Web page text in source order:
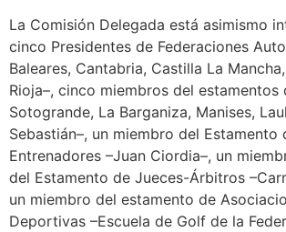
La Comisión Delegada está asimismo
cinco Presidentes de Federaciones
Baleares, Cantabria, Castilla La
Rioja–, cinco miembros del estamentos
Sotogrande, La Barganiza, Manises,
Sebastián–, un miembro del Estamento
Entrenadores –Juan Ciordia–, un
del Estamento de Jueces-Árbitros
un miembro del estamento de
Deportivas –Escuela de Golf de la